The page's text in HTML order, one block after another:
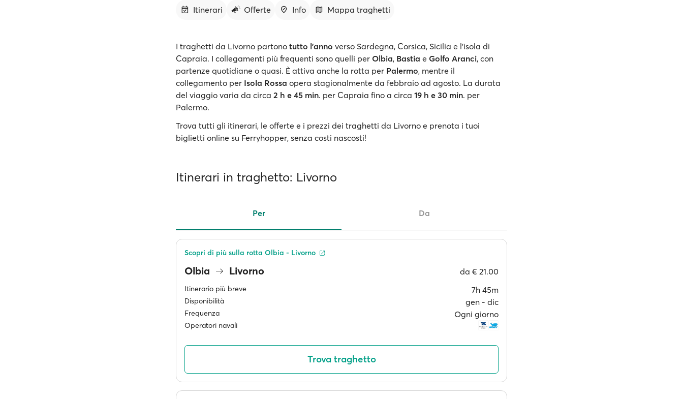
Itinerari Offerte Info Mappa traghetti
I traghetti da Livorno partono tutto l'anno verso Sardegna, Corsica, Sicilia e l'isola di
Capraia. I collegamenti più frequenti sono quelli per Olbia, Bastia e Golfo Aranci, con
partenze quotidiane o quasi. È attiva anche la rotta per Palermo, mentre il
collegamento per Isola Rossa opera stagionalmente da febbraio ad agosto. La durata
del viaggio varia da circa 2 h e 45 min. per Capraia fino a circa 19 h e 30 min. per
Palermo.
Trova tutti gli itinerari, le offerte e i prezzi dei traghetti da Livorno e prenota i tuoi
biglietti online su Ferryhopper, senza costi nascosti!
Itinerari in traghetto: Livorno
Per Da
Olbia Livorno da € 21.00
Itinerario più breve 7h 45m
Disponibilità gen ‐ dic
Frequenza Ogni giorno
Operatori navali
Scopri di più sulla rotta Olbia - Livorno
Trova traghetto